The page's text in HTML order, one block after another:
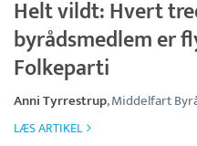
Helt vildt: Hvert
byrådsmedlem er
Folkeparti
Anni Tyrrestrup, Middelfart
LÆS ARTIKEL